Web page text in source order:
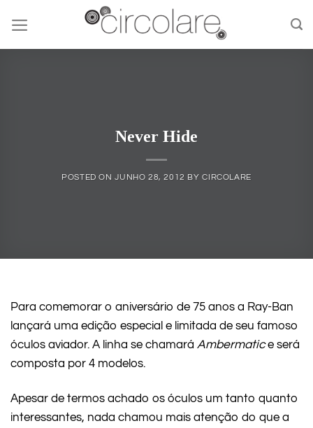
content
Never Hide
POSTED ONJUNHO 28, 2012 BYCIRCOLARE
Para comemorar o aniversário de 75 anos a Ray-Ban
lançará uma edição especial e limitada de seu famoso
óculos aviador. A linha se chamará Ambermatice será
composta por 4 modelos.
Apesar de termos achado os óculos um tanto quanto
interessantes, nada chamou mais atenção do que a